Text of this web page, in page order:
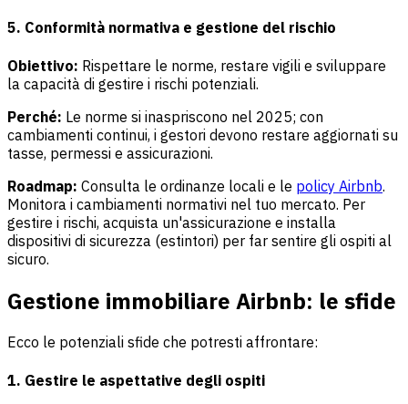
5. Conformità normativa e gestione del rischio
Obiettivo: Rispettare le norme, restare vigili e sviluppare
la capacità di gestire i rischi potenziali.
Perché: Le norme si inaspriscono nel 2025; con
cambiamenti continui, i gestori devono restare aggiornati su
tasse, permessi e assicurazioni.
Roadmap: Consulta le ordinanze locali e le policy Airbnb.
Monitora i cambiamenti normativi nel tuo mercato. Per
gestire i rischi, acquista un'assicurazione e installa
dispositivi di sicurezza (estintori) per far sentire gli ospiti al
sicuro.
Gestione immobiliare Airbnb: le sfide
Ecco le potenziali sfide che potresti affrontare:
1. Gestire le aspettative degli ospiti